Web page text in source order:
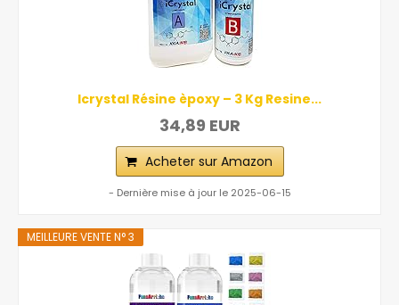
Icrystal Résine èpoxy – 3 Kg Resine...
34,89 EUR
Acheter sur Amazon
- Dernière mise à jour le 2025-06-15
MEILLEURE VENTE N° 3